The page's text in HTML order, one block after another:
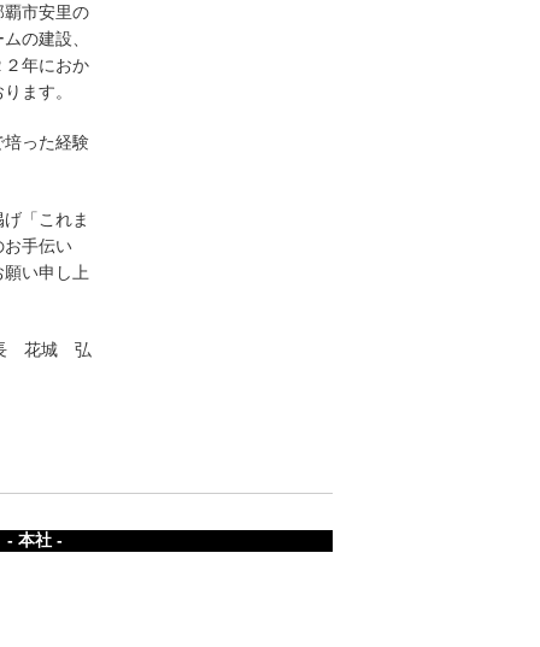
市安里の
の建設、
２年におか
ます。
った経験
「これま
お手伝い
い申し上
花城 弘
- 本社 -